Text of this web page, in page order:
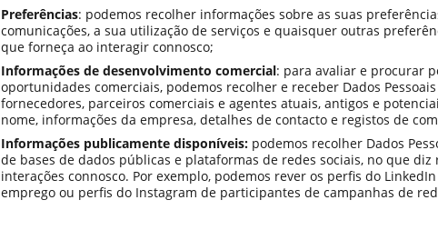
Preferências: podemos recolher informações sobre as suas
comunicações, a sua utilização de serviços e quaisquer outras
que forneça ao interagir connosco;
Informações de desenvolvimento comercial: para avaliar e procurar
oportunidades comerciais, podemos recolher e receber Dados
fornecedores, parceiros comerciais e agentes atuais, antigos e
nome, informações da empresa, detalhes de contacto e registos de
Informações publicamente disponíveis: podemos recolher Dados
de bases de dados públicas e plataformas de redes sociais, no que diz
interações connosco. Por exemplo, podemos rever os perfis do
emprego ou perfis do Instagram de participantes de campanhas de